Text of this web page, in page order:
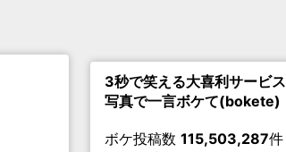
3秒で笑える大喜利サービス
写真で一言ボケて(bokete)
ボケ投稿数 115,503,287件